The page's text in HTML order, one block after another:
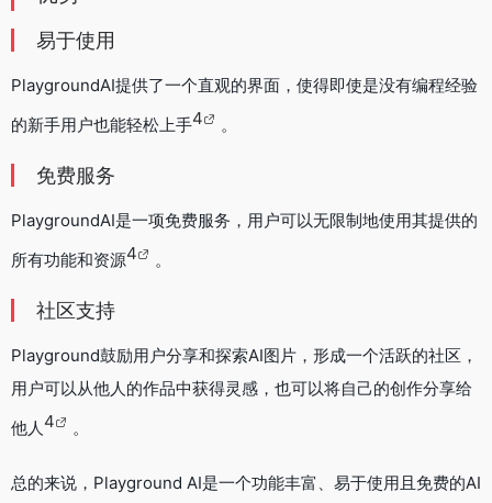
易于使用
PlaygroundAI提供了一个直观的界面，使得即使是没有编程经验
的新手用户也能轻松上手4 。
免费服务
PlaygroundAI是一项免费服务，用户可以无限制地使用其提供的
所有功能和资源4 。
社区支持
Playground鼓励用户分享和探索AI图片，形成一个活跃的社区，
用户可以从他人的作品中获得灵感，也可以将自己的创作分享给
他人 4 。
总的来说，Playground AI是一个功能丰富、易于使用且免费的AI